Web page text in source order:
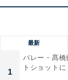
最新
1
バレー・髙
トショット